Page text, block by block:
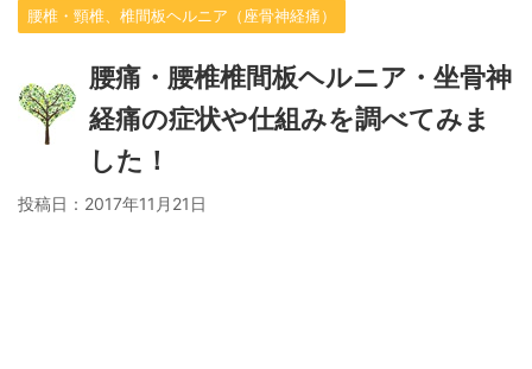
腰椎・頸椎、椎間板ヘルニア（座骨神経痛）
腰痛・腰椎椎間板ヘルニア・坐骨神
経痛の症状や仕組みを調べてみま
した！
投稿日： 2017年11月21日